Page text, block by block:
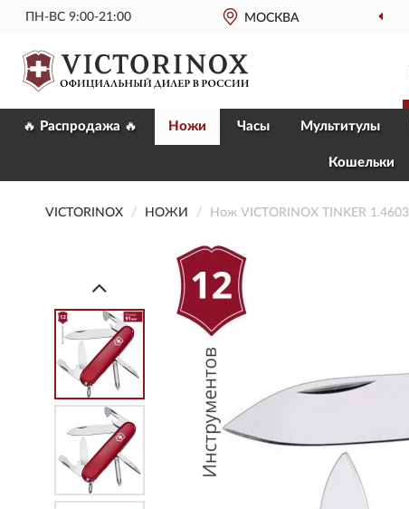
ПН-ВС 9:00-21:00 МОСКВА
🔥 Распродажа 🔥 Ножи Часы Мультитулы
Кошельки
VICTORINOX НОЖИ Нож VICTORINOX TINKER 1.4603